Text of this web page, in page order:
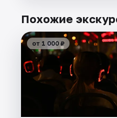
Похожие
от 1 000 ₽